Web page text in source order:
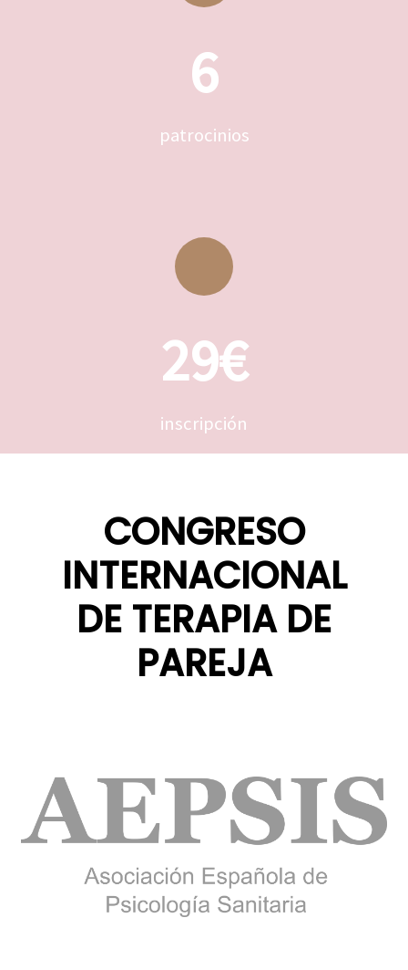
6
patrocinios
29€
inscripción
CONGRESO
INTERNACIONAL
DE TERAPIA DE
PAREJA